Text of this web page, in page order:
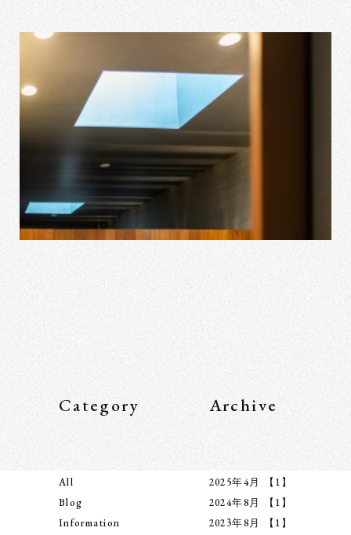
Category
All
Blog
Information
Archive
2025年4月
【1】
2024年8月
【1】
2023年8月
【1】